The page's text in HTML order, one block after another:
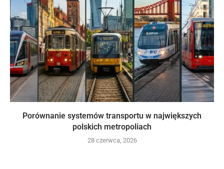
Porównanie systemów transportu w największych
polskich metropoliach
28 czerwca, 2026